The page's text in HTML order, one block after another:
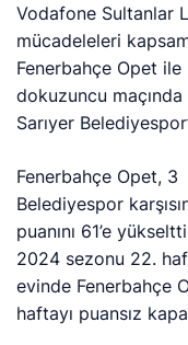
Vodafone Sultanlar
mücadeleleri
Fenerbahçe Opet ile
dokuzuncu
Sarıyer
Fenerbahçe Opet, 3
Belediyespor
puanını 61’e
2024 sezonu 22.
evinde Fenerbahçe
haftayı puansız